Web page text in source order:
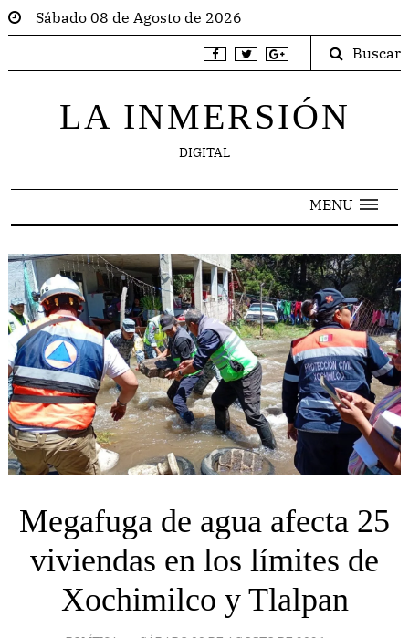
Sábado 08 de Agosto de 2026
Buscar
LA INMERSIÓN
DIGITAL
MENU
Megafuga de agua afecta 25
viviendas en los límites de
Xochimilco y Tlalpan